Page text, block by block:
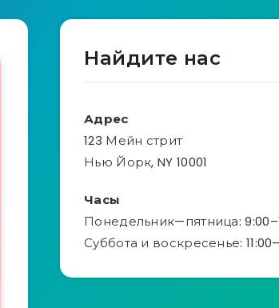
Найдите нас
Адрес
123 Мейн стрит
Нью Йорк, NY 10001
Часы
Понедельник—пятница:
Суббота и воскресенье: